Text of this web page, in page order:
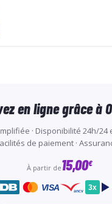
en ligne grâce à
· Disponibilité 24h/24
de paiement ·
À partir de15,00€
VISA ancv 3x